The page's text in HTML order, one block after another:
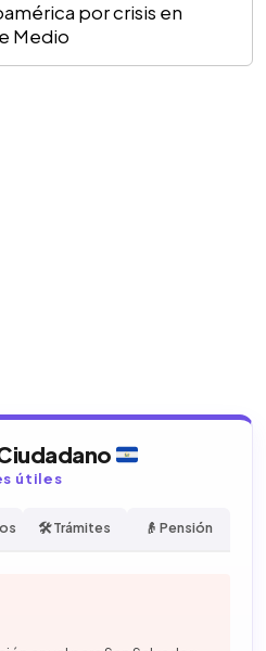
por crisis en
Medio
útiles
🛠️ Trámites 👴 Pensión